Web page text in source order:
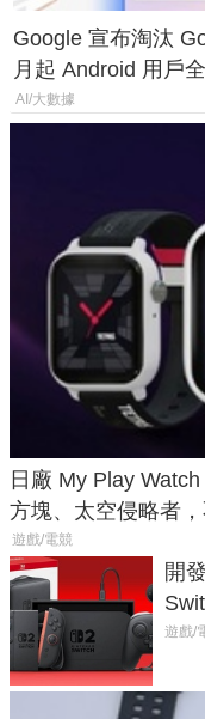
Google 宣布淘汰
月起 Android 用戶
AI/大數據
日廠 My Play
方塊、太空侵略者
遊戲/電競
開
戲
遊戲/